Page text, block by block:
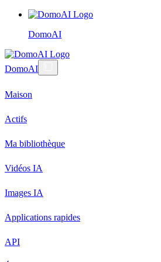
DomoAI
DomoAI
Maison
Actifs
Ma bibliothèque
Vidéos IA
Images IA
Applications rapides
API